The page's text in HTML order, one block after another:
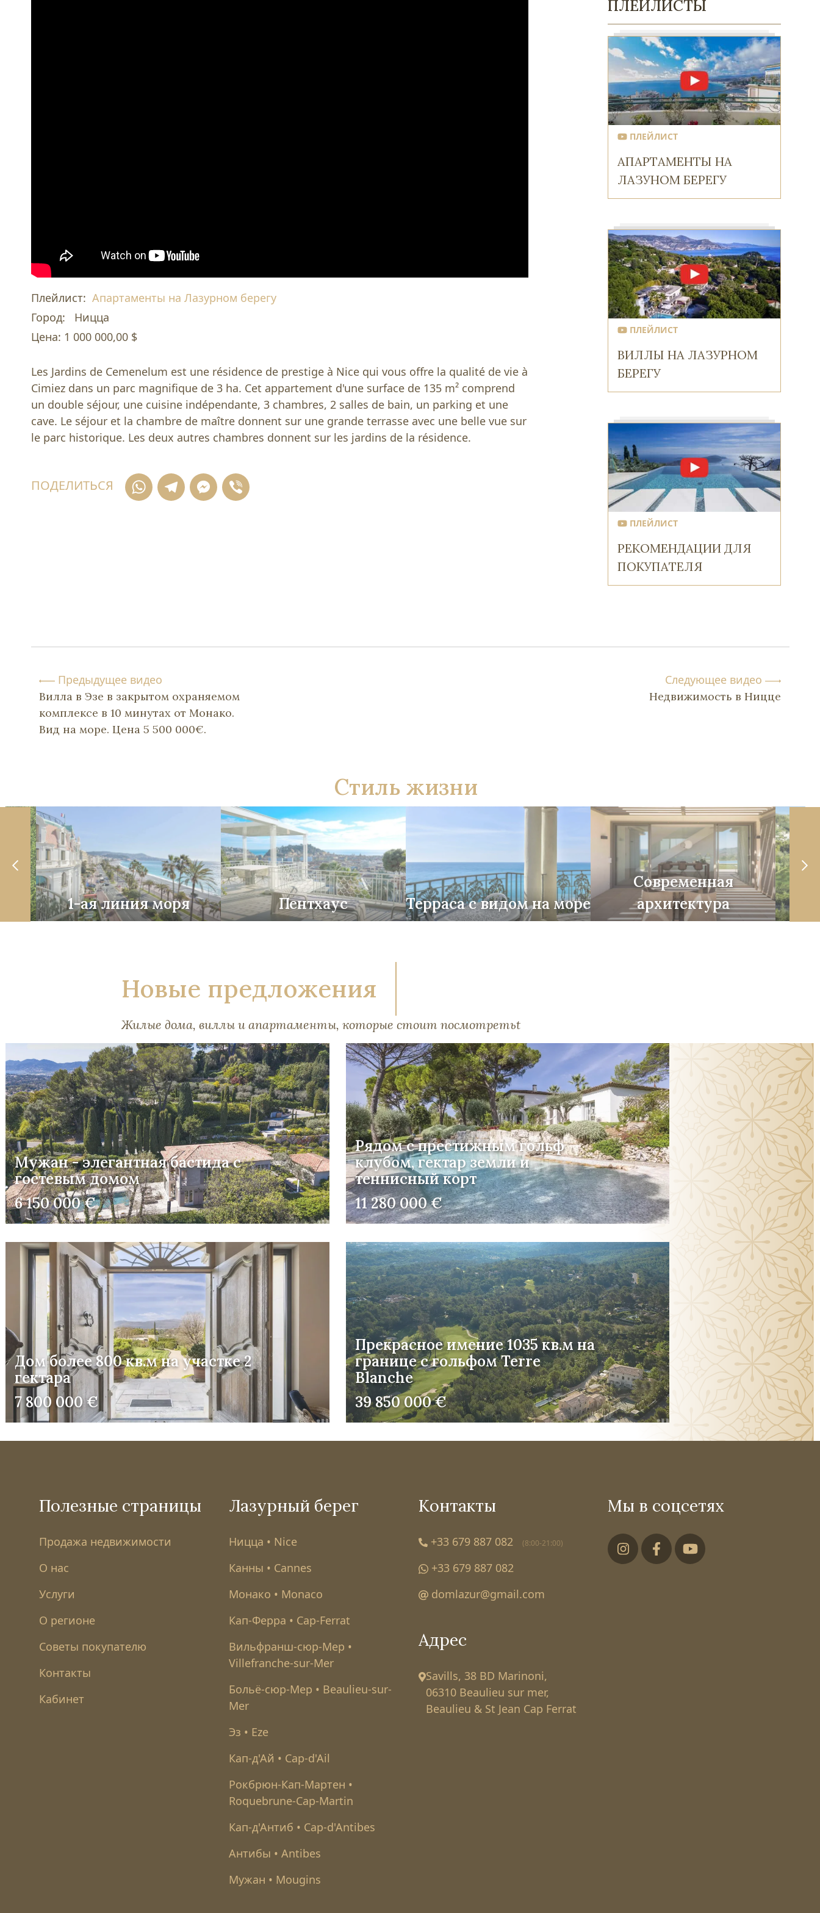
Плейлист: Апартаменты на Лазурном берегу
Город:
Ницца
Цена: 1 000 000,00 $
Les Jardins de Cemenelum est une résidence de prestige à Nice qui vous offre la qualité de vie à
Cimiez dans un parc magnifique de 3 ha. Cet appartement d'une surface de 135 m² comprend
un double séjour, une cuisine indépendante, 3 chambres, 2 salles de bain, un parking et une
cave. Le séjour et la chambre de maître donnent sur une grande terrasse avec une belle vue sur
le parc historique. Les deux autres chambres donnent sur les jardins de la résidence.
ПОДЕЛИТЬСЯ WhatsApp
Telegram
Messenger
ПЛЕЙЛИСТЫ
ПЛЕЙЛИСТ
АПАРТАМЕНТЫ НА
ЛАЗУНОМ БЕРЕГУ
ПЛЕЙЛИСТ
ВИЛЛЫ НА ЛАЗУРНОМ
БЕРЕГУ
ПЛЕЙЛИСТ
РЕКОМЕНДАЦИИ ДЛЯ
ПОКУПАТЕЛЯ
Предыдущее видео
Вилла в Эзе в закрытом охраняемом
комплексе в 10 минутах от Монако.
Вид на море. Цена 5 500 000€.
Следующее видео
Недвижимость в Ницце
Стиль жизни
1-ая линия моря Пентхаус Терраса с видом на море
Современная
архитектура
Новые предложения
Жилые дома, виллы и апартаменты, которые стоит посмотретьt
Мужан - элегантная бастида с
гостевым домом
6 150 000 €
Рядом с престижным гольф
клубом, гектар земли и
теннисный корт
11 280 000 €
Дом более 800 кв.м на участке 2
гектара
7 800 000 €
Прекрасное имение 1035 кв.м на
границе с гольфом Terre
Blanche
39 850 000 €
Полезные страницы
Продажа недвижимости
О нас
Услуги
О регионе
Советы покупателю
Контакты
Кабинет
Лазурный берег
Ницца • Nice
Канны • Cannes
Монако • Monaco
Кап-Ферра • Cap-Ferrat
Вильфранш-сюр-Мер •
Villefranche-sur-Mer
Больё-сюр-Мер • Beaulieu-sur-
Mer
Эз • Eze
Кап-д'Ай • Cap-d'Ail
Рокбрюн-Кап-Мартен •
Roquebrune-Cap-Martin
Кап-д'Антиб • Cap-d'Antibes
Антибы • Antibes
Мужан • Mougins
Контакты
+33 679 887 082 (8:00-21:00)
+33 679 887 082
domlazur@gmail.com
Адрес
Savills, 38 BD Marinoni,
06310 Beaulieu sur mer,
Beaulieu & St Jean Cap Ferrat
Мы в соцсетях